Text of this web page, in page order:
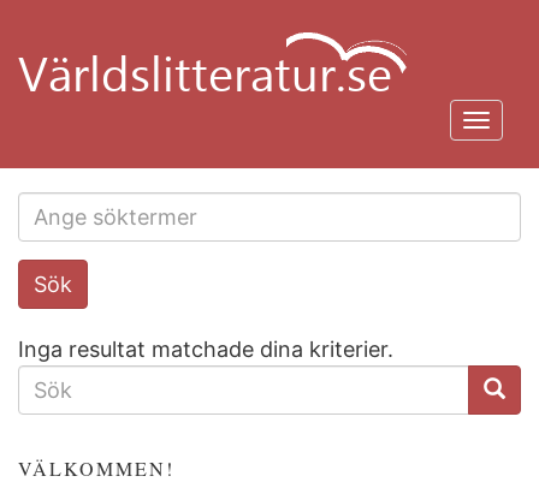
huvudinnehåll
Search
this
Sök
Inga resultat matchade dina kriterier.
SÖKFORMULÄR
VÄLKOMMEN!